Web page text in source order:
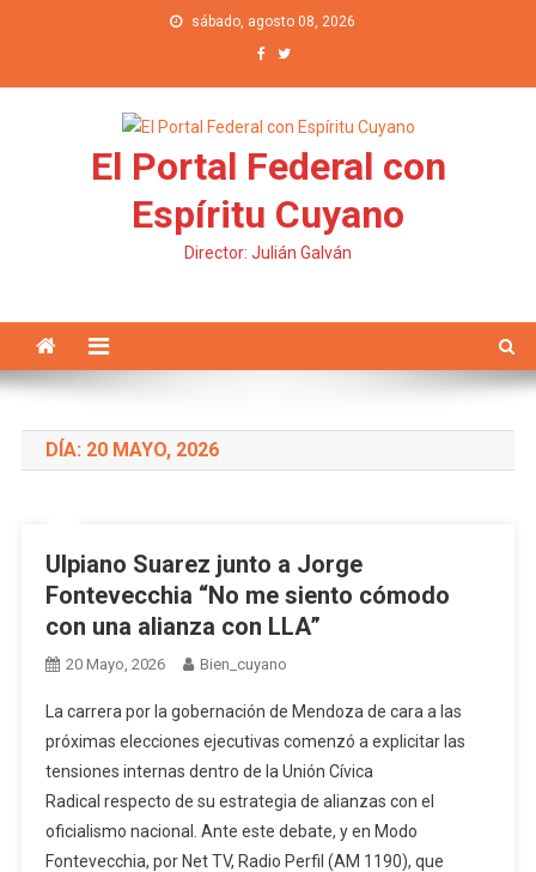
sábado, agosto 08, 2026
El Portal Federal con
Espíritu Cuyano
Director: Julián Galván
DÍA: 20 MAYO, 2026
Ulpiano Suarez junto a Jorge
Fontevecchia “No me siento cómodo
con una alianza con LLA”
20 Mayo, 2026 Bien_cuyano
La carrera por la gobernación de Mendoza de cara a las
próximas elecciones ejecutivas comenzó a explicitar las
tensiones internas dentro de la Unión Cívica
Radical respecto de su estrategia de alianzas con el
oficialismo nacional. Ante este debate, y en Modo
Fontevecchia, por Net TV, Radio Perfil (AM 1190), que